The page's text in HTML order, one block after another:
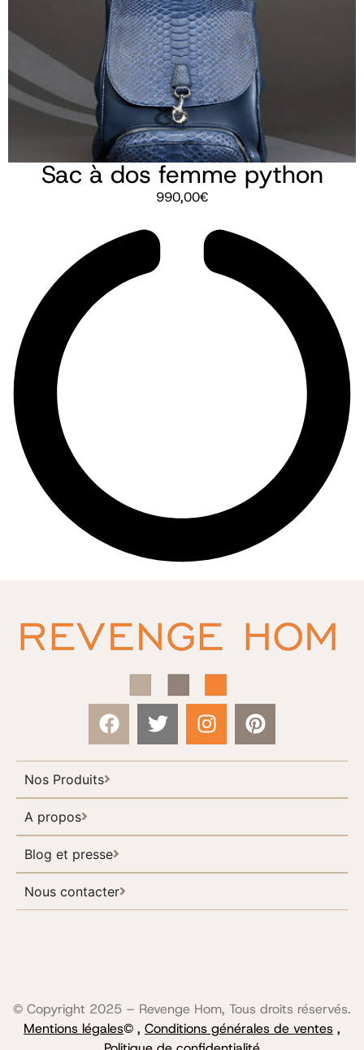
Sac à dos femme python
990,00€
Nos Produits
A propos
Blog et presse
Nous contacter
© Copyright 2025 – Revenge Hom, Tous droits réservés.
Mentions légales© , Conditions générales de ventes ,